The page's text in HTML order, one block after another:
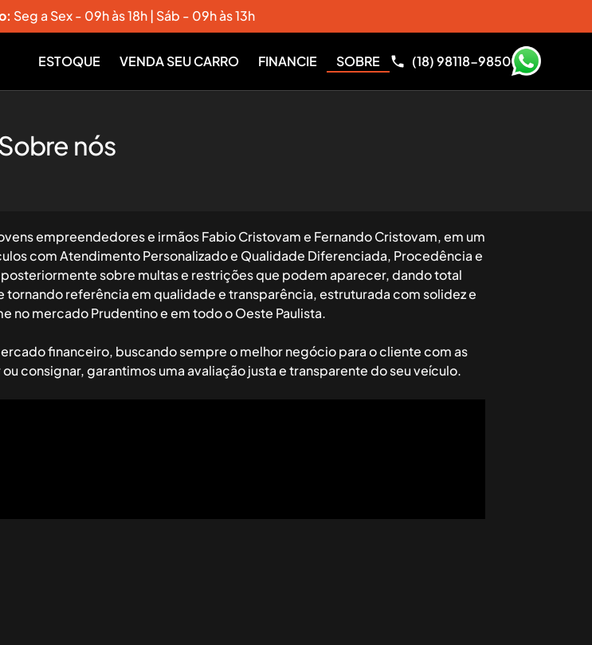
Seg a Sex - 09h às 18h | Sáb - 09h às 13h
ESTOQUE VENDA SEU CARRO FINANCIE SOBRE (18) 98118-9850
nós
empreendedores e irmãos Fabio Cristovam e Fernando Cristovam, em um
com Atendimento Personalizado e Qualidade Diferenciada, Procedência e
sobre multas e restrições que podem aparecer, dando total
referência em qualidade e transparência, estruturada com solidez e
no mercado Prudentino e em todo o Oeste Paulista.
financeiro, buscando sempre o melhor negócio para o cliente com as
consignar, garantimos uma avaliação justa e transparente do seu veículo.